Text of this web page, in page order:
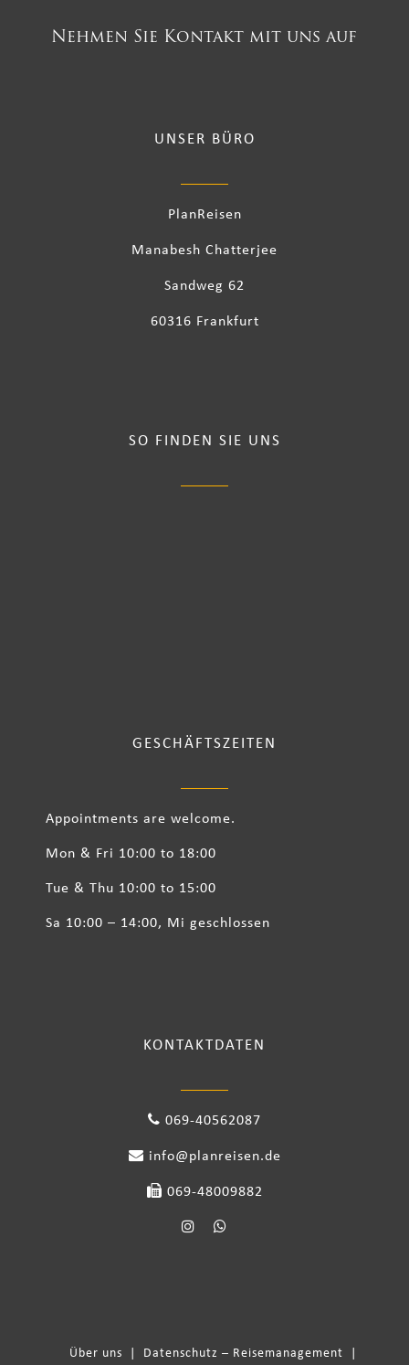
Nehmen Sie Kontakt mit uns auf
UNSER BÜRO
PlanReisen
Manabesh Chatterjee
Sandweg 62
60316 Frankfurt
SO FINDEN SIE UNS
GESCHÄFTSZEITEN
Appointments are welcome.
Mon & Fri 10:00 to 18:00
Tue & Thu 10:00 to 15:00
Sa 10:00 – 14:00, Mi geschlossen
KONTAKTDATEN
069-40562087
info@planreisen.de
069-48009882
Über uns Datenschutz – Reisemanagement